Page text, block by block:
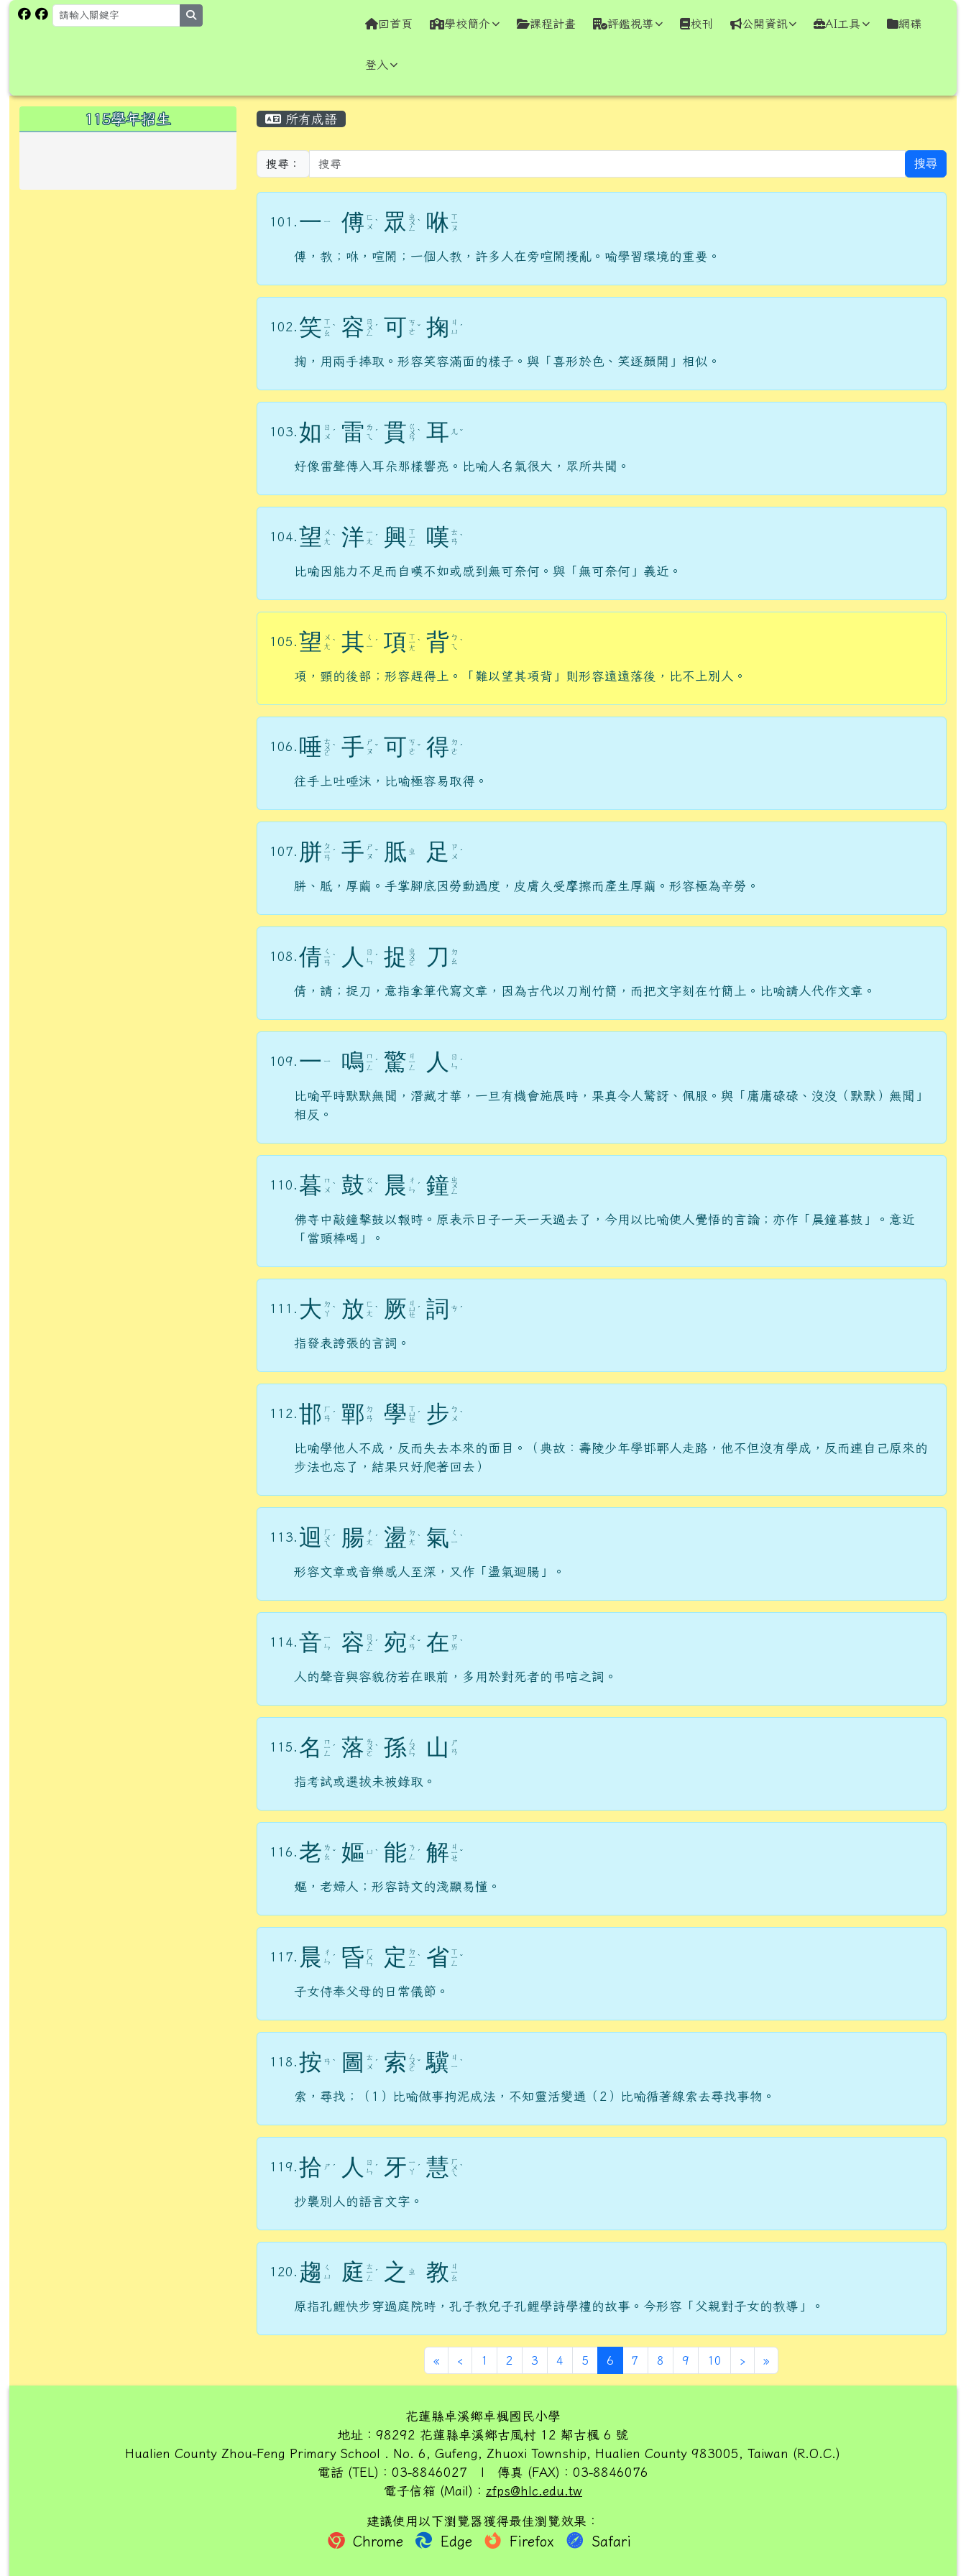
跳至主內容區
花蓮縣卓溪鄉卓楓國民小學全球資訊網
回首頁 學校簡介 課程計畫 評鑑視導 校刊 公開資訊 AI工具 網碟
登入
左邊區域內容
115學年招生 主內容區域
所有成語
搜尋： 搜尋
101. 一 ㄧ 傅 ㄈ
ㄨ ˋ 眾 ㄓ
ㄨ
ㄥ
ˋ 咻 ㄒ
ㄧ
ㄡ
傅，教；咻，喧鬧；一個人教，許多人在旁喧鬧擾亂。喻學習環境的重要。
102. 笑 ㄒ
ㄧ
ㄠ
ˋ 容 ㄖ
ㄨ
ㄥ
ˊ 可 ㄎ
ㄜ ˇ 掬 ㄐ
ㄩ ˊ
掬，用兩手捧取。形容笑容滿面的樣子。與「喜形於色、笑逐顏開」相似。
103. 如 ㄖ
ㄨ ˊ 雷 ㄌ
ㄟ
ˊ 貫 ㄍ
ㄨ
ㄢ
ˋ 耳 ㄦ ˇ
好像雷聲傳入耳朵那樣響亮。比喻人名氣很大，眾所共聞。
104. 望
ㄨ
ㄤ ˋ 洋 ㄧ
ㄤ ˊ 興 ㄒ
ㄧ
ㄥ 嘆 ㄊ
ㄢ ˋ
比喻因能力不足而自嘆不如或感到無可奈何。與「無可奈何」義近。
105. 望 ㄨ
ㄤ ˋ 其 ㄑ
ㄧ ˊ 項 ㄒ
ㄧ
ㄤ
ˋ 背 ㄅ
ㄟ ˋ
項，頸的後部；形容趕得上。「難以望其項背」則形容遠遠落後，比不上別人。
106. 唾 ㄊ
ㄨ
ㄛ
ˋ 手 ㄕ
ㄡ ˇ 可 ㄎ
ㄜ ˇ 得 ㄉ
ㄜ ˊ
往手上吐唾沫，比喻極容易取得。
107. 胼 ㄆ
ㄧ
ㄢ
ˊ 手 ㄕ
ㄡ ˇ 胝 ㄓ 足
ㄗ
ㄨ ˊ
胼、胝，厚繭。手掌腳底因勞動過度，皮膚久受摩擦而產生厚繭。形容極為辛勞。
108. 倩 ㄑ
ㄧ
ㄢ
ˋ 人
ㄖ
ㄣ ˊ 捉 ㄓ
ㄨ
ㄛ 刀
ㄉ
ㄠ
倩，請；捉刀，意指拿筆代寫文章，因為古代以刀削竹簡，而把文字刻在竹簡上。比喻請人代作文章。
109. 一 ㄧ 鳴 ㄇ
ㄧ
ㄥ
ˊ 驚 ㄐ
ㄧ
ㄥ 人
ㄖ
ㄣ ˊ
比喻平時默默無聞，潛藏才華，一旦有機會施展時，果真令人驚訝、佩服。與「庸庸碌碌、沒沒（默默）無聞」
相反。
110. 暮 ㄇ
ㄨ ˋ 鼓 ㄍ
ㄨ ˇ 晨
ㄔ
ㄣ ˊ 鐘 ㄓ
ㄨ
ㄥ
佛寺中敲鐘擊鼓以報時。原表示日子一天一天過去了，今用以比喻使人覺悟的言論；亦作「晨鐘暮鼓」。意近
「當頭棒喝」。
111. 大 ㄉ
ㄚ ˋ 放 ㄈ
ㄤ ˋ 厥 ㄐ
ㄩ
ㄝ
ˊ 詞 ㄘ ˊ
指發表誇張的言詞。
112. 邯 ㄏ
ㄢ ˊ 鄲 ㄉ
ㄢ
學 ㄒ
ㄩ
ㄝ
ˊ 步 ㄅ
ㄨ ˋ
比喻學他人不成，反而失去本來的面目。（典故：壽陵少年學邯鄲人走路，他不但沒有學成，反而連自己原來的
步法也忘了，結果只好爬著回去）
113. 迴 ㄏ
ㄨ
ㄟ
ˊ 腸 ㄔ
ㄤ ˊ 盪 ㄉ
ㄤ ˋ 氣 ㄑ
ㄧ ˋ
形容文章或音樂感人至深，又作「盪氣迴腸」。
114. 音 ㄧ
ㄣ
容 ㄖ
ㄨ
ㄥ
ˊ 宛 ㄨ
ㄢ ˇ 在 ㄗ
ㄞ ˋ
人的聲音與容貌彷若在眼前，多用於對死者的弔唁之詞。
115. 名 ㄇ
ㄧ
ㄥ
ˊ 落 ㄌ
ㄨ
ㄛ
ˋ 孫 ㄙ
ㄨ
ㄣ 山
ㄕ
ㄢ
指考試或選拔未被錄取。
116. 老 ㄌ
ㄠ ˇ 嫗 ㄩ ˋ 能 ㄋ
ㄥ
ˊ 解 ㄐ
ㄧ
ㄝ
ˇ
嫗，老婦人；形容詩文的淺顯易懂。
117. 晨
ㄔ
ㄣ ˊ 昏 ㄏ
ㄨ
ㄣ 定 ㄉ
ㄧ
ㄥ
ˋ 省 ㄒ
ㄧ
ㄥ
ˇ
子女侍奉父母的日常儀節。
118. 按 ㄢ ˋ 圖
ㄊ
ㄨ ˊ 索 ㄙ
ㄨ
ㄛ
ˇ 驥 ㄐ
ㄧ ˋ
索，尋找；（1）比喻做事拘泥成法，不知靈活變通（2）比喻循著線索去尋找事物。
119. 拾 ㄕ ˊ 人
ㄖ
ㄣ ˊ 牙 ㄧ
ㄚ ˊ 慧 ㄏ
ㄨ
ㄟ
ˋ
抄襲別人的語言文字。
120. 趨
ㄑ
ㄩ
庭 ㄊ
ㄧ
ㄥ
ˊ 之 ㄓ 教 ㄐ
ㄧ
ㄠ
原指孔鯉快步穿過庭院時，孔子教兒子孔鯉學詩學禮的故事。今形容「父親對子女的教導」。
«第一頁
‹ 上一頁
1 2 3 4 5 6 (目前頁次)
7 8 9 10 ›下一頁
»最後頁
頁尾區域
花蓮縣卓溪鄉卓楓國民小學
地址：98292 花蓮縣卓溪鄉古風村 12 鄰古楓 6 號
Hualien County Zhou-Feng Primary School . No. 6, Gufeng, Zhuoxi Township, Hualien County 983005, Taiwan (R.O.C.)
電話 (TEL)：03-8846027 | 傳真 (FAX)：03-8846076
電子信箱 (Mail)： zfps@hlc.edu.tw
建議使用以下瀏覽器獲得最佳瀏覽效果：
Chrome Edge Firefox Safari